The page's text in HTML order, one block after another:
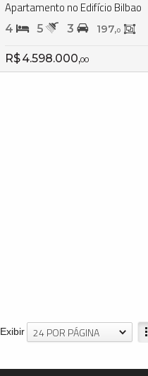
Apartamento no Edifício Bilbao
4 5 3 197,0
R$ 4.598.000,00
Exibir 24 POR PÁGINA